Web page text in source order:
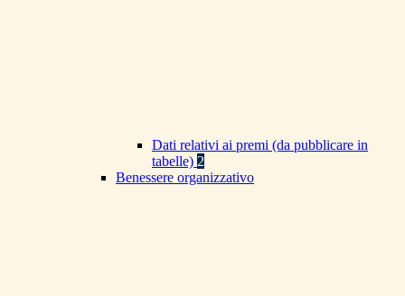
Dati relativi ai premi (da pubblicare in
tabelle) 2
Benessere organizzativo